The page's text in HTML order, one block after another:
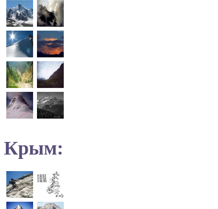
Крым: